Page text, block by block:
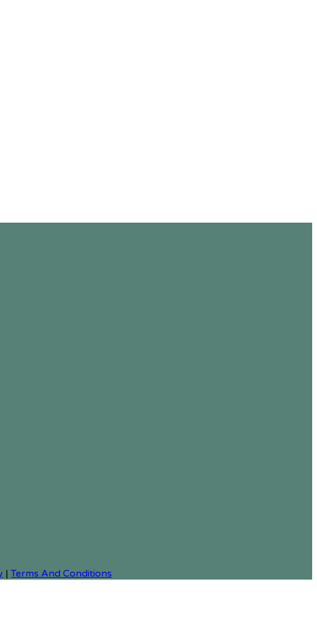
| Terms And Conditions